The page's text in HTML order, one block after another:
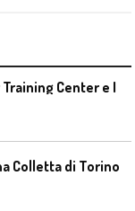
Colletta di Torino